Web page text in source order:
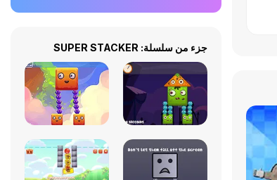
جزء من سلسلة: SUPER STACKER